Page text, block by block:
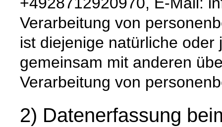
Verarbeitung von
ist diejenige natürliche
gemeinsam mit anderen
Verarbeitung von
2) Datenerfassung